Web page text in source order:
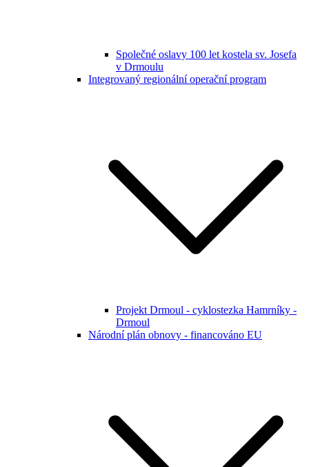
Společné oslavy 100 let kostela sv. Josefa
v Drmoulu
Integrovaný regionální operační program
Projekt Drmoul - cyklostezka Hamrníky -
Drmoul
Národní plán obnovy - financováno EU